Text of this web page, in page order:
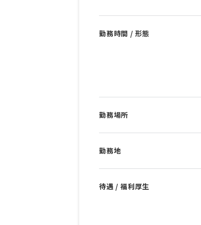
勤務時間 / 形態
勤務場所
勤務地
待遇 / 福利厚生